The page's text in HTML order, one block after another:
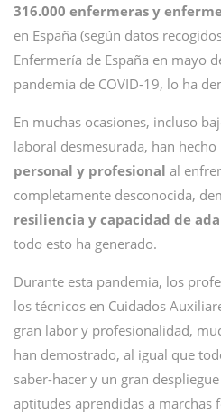
316.000 enfermeras y
en España (según datos
Enfermería de España en mayo
pandemia de COVID-19, lo ha
En muchas ocasiones, incluso
laboral desmesurada, han hecho
personal y profesional al
completamente desconocida,
resiliencia y capacidad de
todo esto ha generado.
Durante esta pandemia, los
los técnicos en Cuidados
gran labor y profesionalidad,
han demostrado, al igual que
saber-hacer y un gran
aptitudes aprendidas a marchas